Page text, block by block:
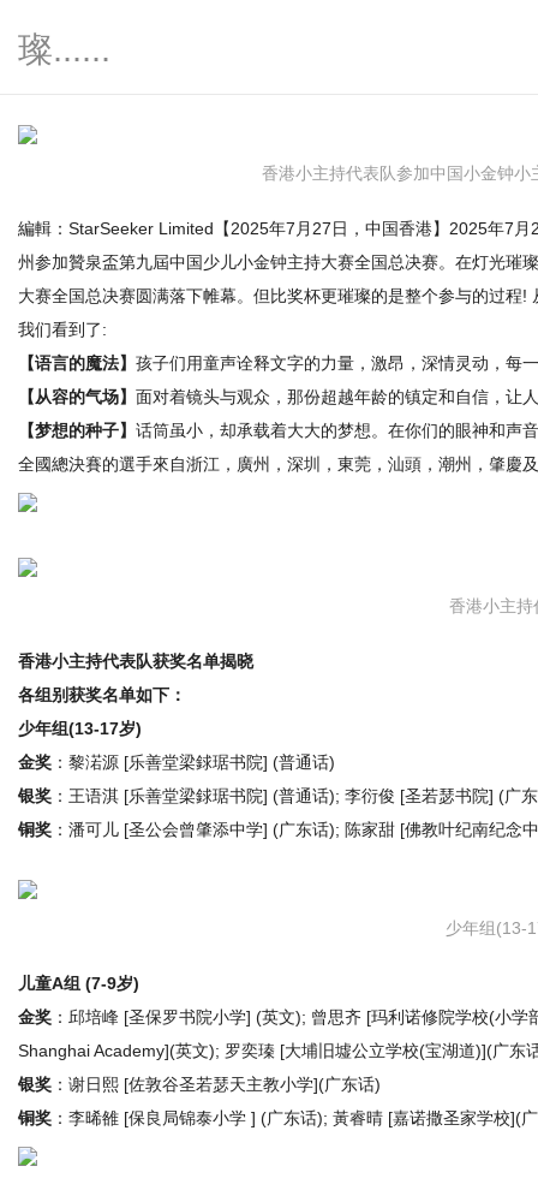
璨......
香港小主持代表队参加中国小金钟
編輯：StarSeeker Limited【2025年7月27日，中国香港】2025年7
州参加贊泉盃第九屆中国少儿小金钟主持大赛全国总决赛。在灯光璀
大赛全国总决赛圆满落下帷幕。但比奖杯更璀璨的是整个参与的过程
我们看到了:
【语言的魔法】 孩子们用童声诠释文字的力量，激昂，深情灵动，每
【从容的气场】 面对着镜头与观众，那份超越年龄的镇定和自信，让
【梦想的种子】 话筒虽小，却承载着大大的梦想。在你们的眼神和声
全國總決賽的選手來自浙江，廣州，深圳，東莞，汕頭，潮州，肇慶
香港小主持
香港小主持代表队获奖名单揭晓
各组别获奖名单如下：
少年组(13-17岁)
金奖 ：黎渃源 [乐善堂梁銶琚书院] (普通话)
银奖 ：王语淇 [乐善堂梁銶琚书院] (普通话); 李衍俊 [圣若瑟书院] (广
铜奖 ：潘可儿 [圣公会曾肇添中学] (广东话); 陈家甜 [佛教叶纪南纪念
少年组(13-
儿童A组 (7-9岁)
金奖 ：邱培峰 [圣保罗书院小学] (英文); 曾思齐 [玛利诺修院学校(小
Shanghai Academy](英文); 罗奕瑧 [大埔旧墟公立学校(宝湖道)](广东
银奖 ：谢日熙 [佐敦谷圣若瑟天主教小学](广东话)
铜奖 ：李晞雒 [保良局锦泰小学 ] (广东话); 黃睿晴 [嘉诺撒圣家学校](